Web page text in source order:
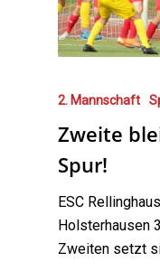
2. Mannschaft
Zweite
Spur!
ESC
Holsterhausen
Zweiten setzt